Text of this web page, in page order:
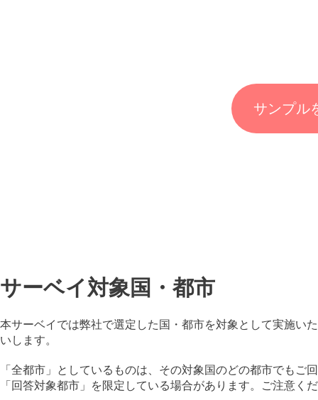
サンプル
サーベイ対象国・都市
本サーベイでは弊社で選定した国・都市を対象として実施い
いします。
「全都市」としているものは、その対象国のどの都市でも
「回答対象都市」を限定している場合があります。ご注意く